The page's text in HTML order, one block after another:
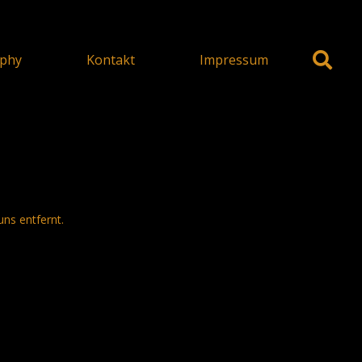
Kontakt Impressum
entfernt.